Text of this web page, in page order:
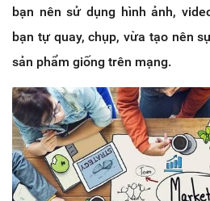
bạn nên sử dụng hình ảnh,
bạn tự quay, chụp, vừa tạo nên
sản phẩm giống trên mạng.